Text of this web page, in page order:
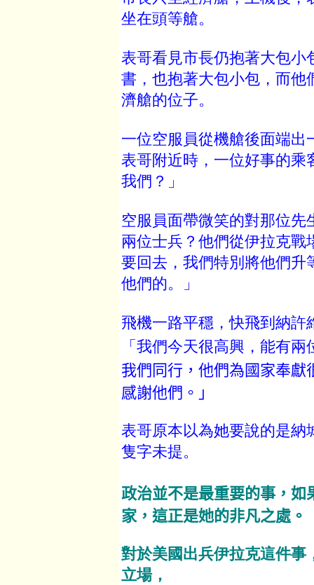
坐在頭等艙。
表哥看見市長仍抱著大包小
書，也抱著大包小包，而他
濟艙的位子。
一位空服員從機艙後面端
表哥附近時，一位好事的乘
我們？」
空服員面帶微笑的對那位
兩位士兵？他們從伊拉克
要回去，我們特別將他們升
他們的。」
飛機一路平穩，快飛到納
「我們今天很高興，能有兩
我們同行，他們為國家奉
感謝他們。」
表哥原本以為她要說的是納
隻字未提。
政治並不是最重要的事，如
家，這正是她的非凡之處。
對於美國出兵伊拉克這件事
立場，